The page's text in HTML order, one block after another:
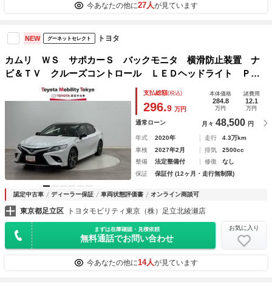
今あなたの他に27人が見ています
NEW グーネットセレクト トヨタ
カムリ ＷＳ サポカーＳ バックモニタ 横滑防止装置 ナ
ビ＆ＴＶ クルーズコントロール ＬＥＤヘッドライト Ｐシ
ート 地上デジタル メモリ－ナビ 記録簿 メディアプレイ
ヤー接続 パワステ サイドエアバッグ エアコン
支払総額(税込)
296.9 万円
本体価格
284.8
万円
諸費用
12.1
万円
通常ローン 月々 48,500 円
年式 2020年 走行
4.3万km
車検
2027年2月 排気
2500cc
整備
法定整備付 修復
なし
保証
保証付 (12ヶ月・走行無制限)
認定中古車 ディーラー保証 車両状態評価書 オンライン商談可
東京都足立区 トヨタモビリティ東京（株）足立北綾瀬店
まずは在庫確認・見積依頼
無料通話でお問い合わせ
お気に入り
今あなたの他に14人が見ています